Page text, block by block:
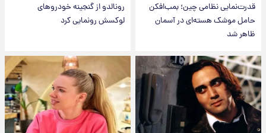
قدرت‌نمایی نظامی چین؛ بمب‌افکن
حامل موشک هسته‌ای در آسمان
ظاهر شد
رونالدو از گنجینه خودروهای
لوکسش رونمایی کرد